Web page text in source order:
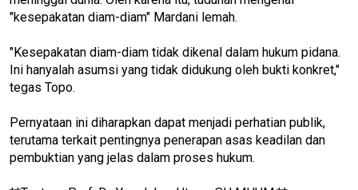
"kesepakatan diam-diam" Mardani lemah.
"Kesepakatan diam-diam tidak dikenal dalam hukum pidana.
Ini hanyalah asumsi yang tidak didukung oleh bukti konkret,"
tegas Topo.
Pernyataan ini diharapkan dapat menjadi perhatian publik,
terutama terkait pentingnya penerapan asas keadilan dan
pembuktian yang jelas dalam proses hukum.